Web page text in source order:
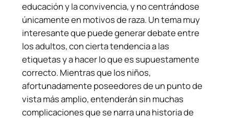
educación y la convivencia, y no centrándose
únicamente en motivos de raza. Un tema muy
interesante que puede generar debate entre
los adultos, con cierta tendencia a las
etiquetas y a hacer lo que es supuestamente
correcto. Mientras que los niños,
afortunadamente poseedores de un punto de
vista más amplio, entenderán sin muchas
complicaciones que se narra una historia de